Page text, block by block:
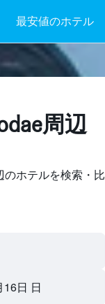
最安値のホテル
周辺
ホテルを検索・比
16日 日